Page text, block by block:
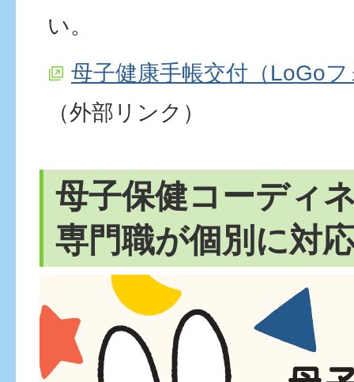
い。
母子健康手帳交付（LoGo
（外部リンク）
母子保健コーディ
専門職が個別に対